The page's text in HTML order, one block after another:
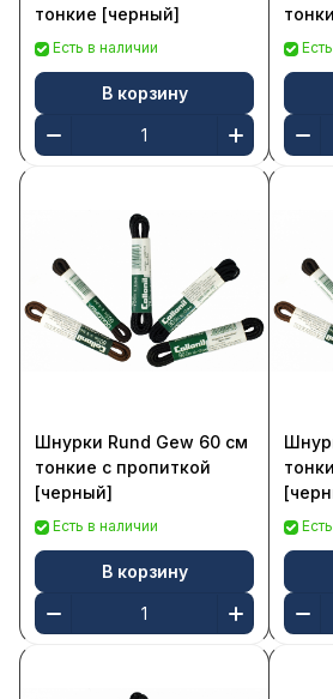
тонкие [черный]
Есть в наличии
В корзину
Шнурки Rund Gew 60 см
тонкие с пропиткой
[черный]
Есть в наличии
В корзину